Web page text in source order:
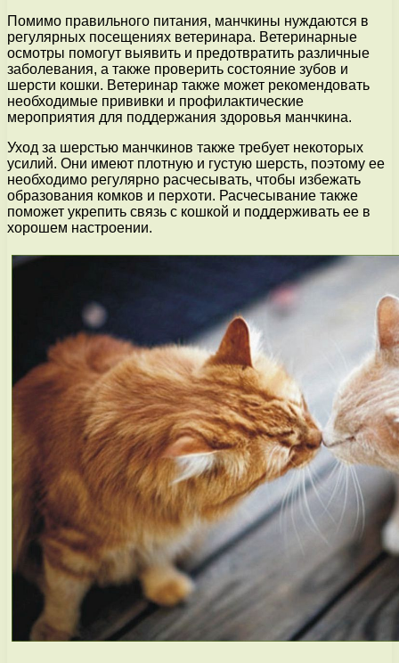
Помимо правильного питания, манчкины нуждаются в
регулярных посещениях ветеринара. Ветеринарные
осмотры помогут выявить и предотвратить различные
заболевания, а также проверить состояние зубов и
шерсти кошки. Ветеринар также может рекомендовать
необходимые прививки и профилактические
мероприятия для поддержания здоровья манчкина.
Уход за шерстью манчкинов также требует некоторых
усилий. Они имеют плотную и густую шерсть, поэтому ее
необходимо регулярно расчесывать, чтобы избежать
образования комков и перхоти. Расчесывание также
поможет укрепить связь с кошкой и поддерживать ее в
хорошем настроении.